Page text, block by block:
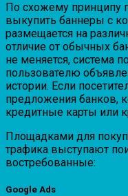
По схожему принципу
выкупить баннеры с
размещается на
отличие от обычных
не меняется, система
пользователю
истории. Если
предложения банков,
кредитные карты или
Площадками для
трафика выступают
востребованные:
Google Ads